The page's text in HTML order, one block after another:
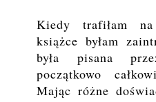
Kiedy trafiłam
książce byłam
była pisana
początkowo
Mając różne